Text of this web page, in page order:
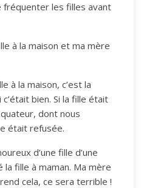
fréquenter les filles avant
à la maison et ma mère
à la maison, c’est la
bien. Si la fille était
dont nous
était refusée.
d’une fille d’une
fille à maman. Ma mère
cela, ce sera terrible !